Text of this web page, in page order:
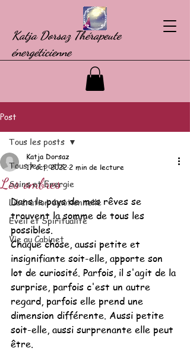
Katja Dorsaz Thérapeute
énergéticienne
Post
Tous les posts
Soins et Energie
Libération émotionnelle
Eveil et Spiritualité
Vie au Cabinet
Tous les posts
Les ombres
Katja Dorsaz
17 oct. 2022 2 min de lecture
Dans le pays de mes rêves se
trouvent la somme de tous les
possibles.
Chaque chose, aussi petite et
insignifiante soit-elle, apporte son
lot de curiosité. Parfois, il s'agit de la
surprise, parfois c'est un autre
regard, parfois elle prend une
dimension différente. Aussi petite
soit-elle, aussi surprenante elle peut
être.